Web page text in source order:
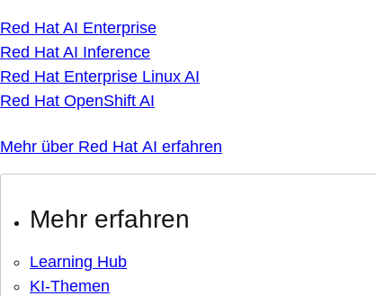
Red Hat AI Enterprise
Red Hat AI Inference
Red Hat Enterprise Linux AI
Red Hat OpenShift AI
Mehr über Red Hat AI erfahren
Mehr erfahren
Learning Hub
KI-Themen